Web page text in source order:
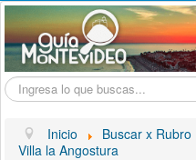
Buscar...
Inicio Buscar x Rubro
Villa la Angostura